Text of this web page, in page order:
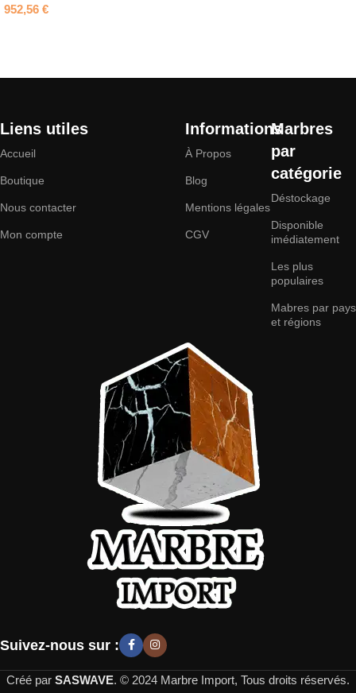
952,56 €
Liens utiles
Accueil
Boutique
Nous contacter
Mon compte
Informations
À Propos
Blog
Mentions légales
CGV
Marbres
par
catégorie
Déstockage
Disponible
imédiatement
Les plus
populaires
Mabres par pays
et régions
Suivez-nous sur :
Créé par SASWAVE. © 2024 Marbre Import, Tous droits réservés.